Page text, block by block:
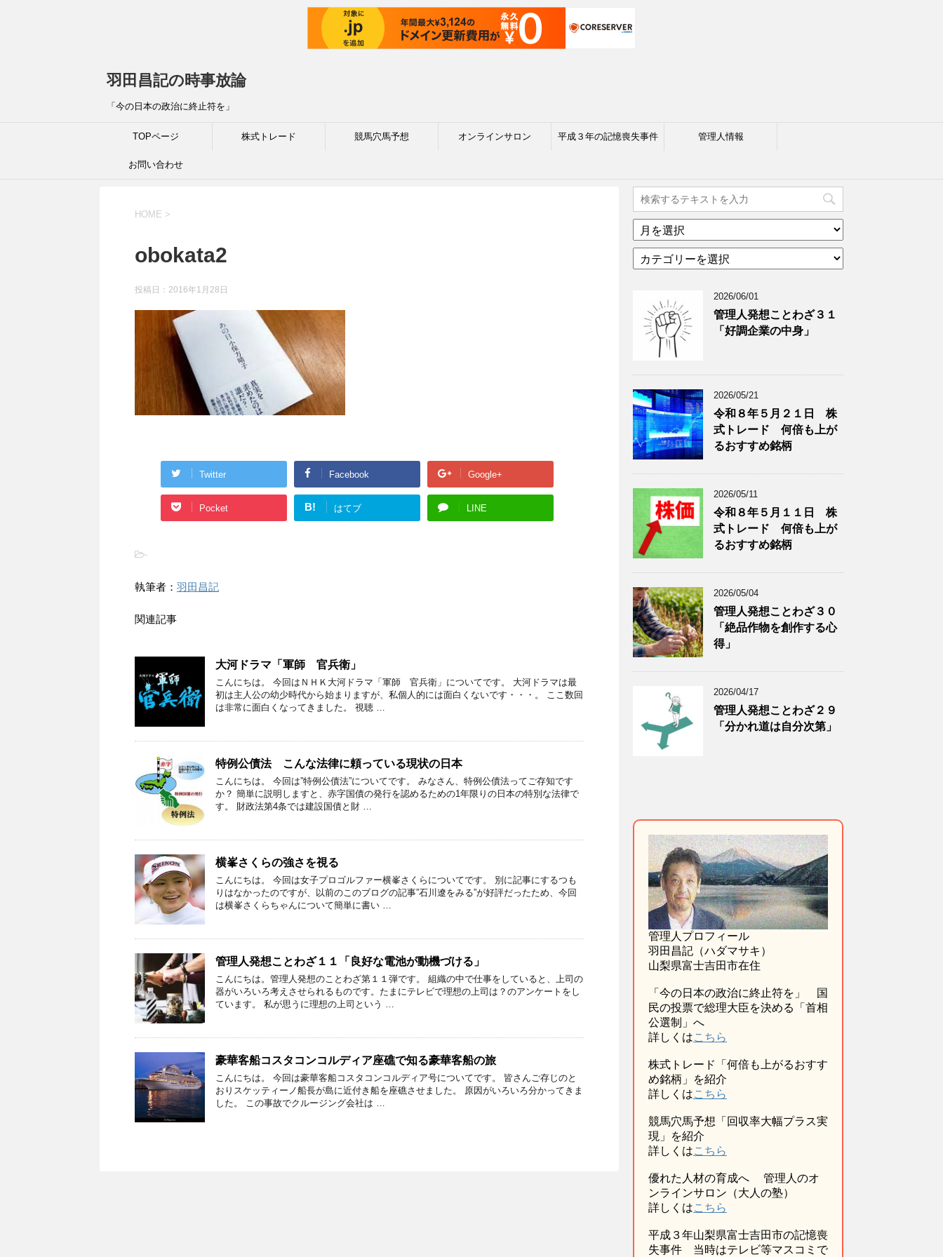
羽田昌記の時事放論
「今の日本の政治に終止符を」
TOPページ 株式トレード 競馬穴馬予想 オンラインサロン 平成３年の記憶喪失事件 管理人情報
お問い合わせ
HOME >
obokata2
投稿日： 2016年1月28日
Twitter Facebook Google+
Pocket B! はてブ LINE
-
執筆者： 羽田昌記
関連記事
大河ドラマ「軍師 官兵衛」
こんにちは。 今回はＮＨＫ大河ドラマ「軍師 官兵衛」についてです。 大河ドラマは最
初は主人公の幼少時代から始まりますが、私個人的には面白くないです・・・。 ここ数回
は非常に面白くなってきました。 視聴 …
特例公債法 こんな法律に頼っている現状の日本
こんにちは。 今回は”特例公債法”についてです。 みなさん、特例公債法ってご存知です
か？ 簡単に説明しますと、赤字国債の発行を認めるための1年限りの日本の特別な法律で
す。 財政法第4条では建設国債と財 …
横峯さくらの強さを視る
こんにちは。 今回は女子プロゴルファー横峯さくらについてです。 別に記事にするつも
りはなかったのですが、以前のこのブログの記事”石川遼をみる”が好評だったため、今回
は横峯さくらちゃんについて簡単に書い …
管理人発想ことわざ１１「良好な電池が動機づける」
こんにちは。管理人発想のことわざ第１１弾です。 組織の中で仕事をしていると、上司の
器がいろいろ考えさせられるものです。たまにテレビで理想の上司は？のアンケートをし
ています。 私が思うに理想の上司という …
豪華客船コスタコンコルディア座礁で知る豪華客船の旅
こんにちは。 今回は豪華客船コスタコンコルディア号についてです。 皆さんご存じのと
おりスケッティーノ船長が島に近付き船を座礁させました。 原因がいろいろ分かってきま
した。 この事故でクルージング会社は …
ア
ー
イ
グ
記
事
を
表
示
テ
ー
グ
記
事
を
表
示
2026/06/01
管理人発想ことわざ３１
「好調企業の中身」
2026/05/21
令和８年５月２１日 株
式トレード 何倍も上が
るおすすめ銘柄
2026/05/11
令和８年５月１１日 株
式トレード 何倍も上が
るおすすめ銘柄
2026/05/04
管理人発想ことわざ３０
「絶品作物を創作する心
得」
2026/04/17
管理人発想ことわざ２９
「分かれ道は自分次第」
管理人プロフィール
羽田昌記（ハダマサキ）
山梨県富士吉田市在住
「今の日本の政治に終止符を」 国
民の投票で総理大臣を決める「首相
公選制」へ
詳しくはこちら
株式トレード「何倍も上がるおすす
め銘柄」を紹介
詳しくはこちら
競馬穴馬予想「回収率大幅プラス実
現」を紹介
詳しくはこちら
優れた人材の育成へ 管理人のオ
ンラインサロン（大人の塾）
詳しくはこちら
平成３年山梨県富士吉田市の記憶喪
失事件 当時はテレビ等マスコミで